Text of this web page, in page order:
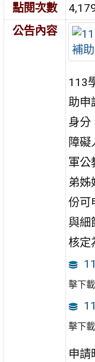
點閱次數
公告內容
113
助申
身分
障礙
軍公
弟姊
份可
與細
核定
擊下
擊下
申請